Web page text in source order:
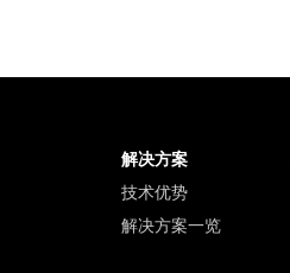
解决方案
技术优势
解决方案一览